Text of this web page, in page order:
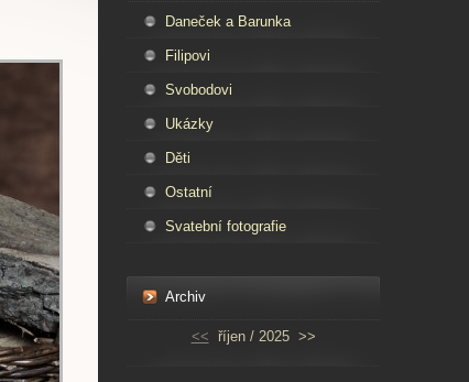
Daneček a Barunka
Filipovi
Svobodovi
Ukázky
Děti
Ostatní
Svatební fotografie
Archiv
<< říjen / 2025 >>